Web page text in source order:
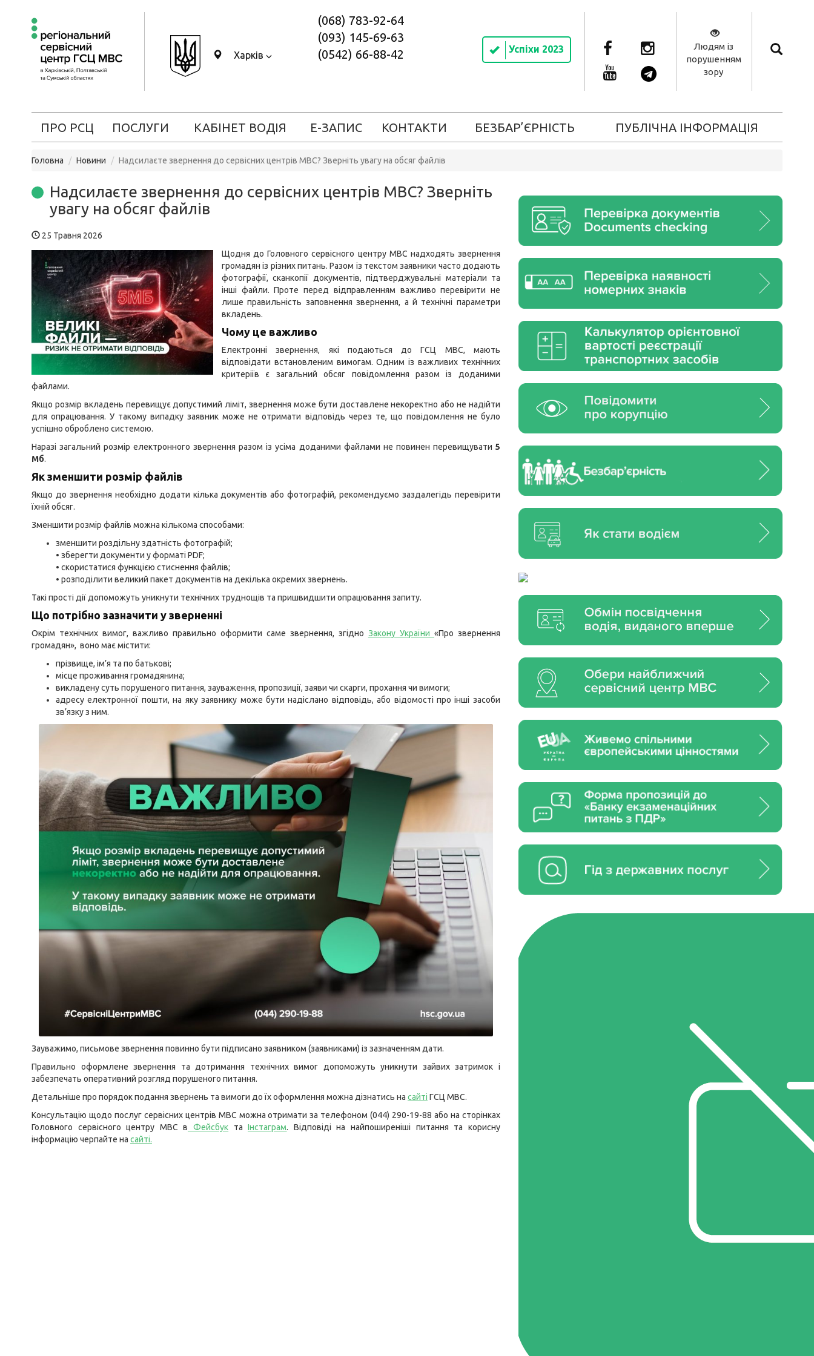
Харків
(068) 783-92-64
(093) 145-69-63
(0542) 66-88-42
Успіхи 2023
Людям із
порушенням
зору
ПРО РСЦ ПОСЛУГИ КАБІНЕТ ВОДІЯ Е-ЗАПИС КОНТАКТИ БЕЗБАР’ЄРНІСТЬ ПУБЛІЧНА ІНФОРМАЦІЯ
Головна Новини Надсилаєте звернення до сервісних центрів МВС? Зверніть увагу на обсяг файлів
Надсилаєте звернення до сервісних центрів МВС? Зверніть
увагу на обсяг файлів
25 Травня 2026
Щодня до Головного сервісного центру МВС надходять звернення
громадян із різних питань. Разом із текстом заявники часто додають
фотографії, сканкопії документів, підтверджувальні матеріали та
інші файли. Проте перед відправленням важливо перевірити не
лише правильність заповнення звернення, а й технічні параметри
вкладень.
Чому це важливо
Електронні звернення, які подаються до ГСЦ МВС, мають
відповідати встановленим вимогам. Одним із важливих технічних
критеріїв є загальний обсяг повідомлення разом із доданими
файлами.
Якщо розмір вкладень перевищує допустимий ліміт, звернення може бути доставлене некоректно або не надійти
для опрацювання. У такому випадку заявник може не отримати відповідь через те, що повідомлення не було
успішно оброблено системою.
Наразі загальний розмір електронного звернення разом із усіма доданими файлами не повинен перевищувати 5
Мб.
Як зменшити розмір файлів
Якщо до звернення необхідно додати кілька документів або фотографій, рекомендуємо заздалегідь перевірити
їхній обсяг.
Зменшити розмір файлів можна кількома способами:
зменшити роздільну здатність фотографій;
• зберегти документи у форматі PDF;
• скористатися функцією стиснення файлів;
• розподілити великий пакет документів на декілька окремих звернень.
Такі прості дії допоможуть уникнути технічних труднощів та пришвидшити опрацювання запиту.
Що потрібно зазначити у зверненні
Окрім технічних вимог, важливо правильно оформити саме звернення, згідно Закону України «Про звернення
громадян», воно має містити:
прізвище, ім’я та по батькові;
місце проживання громадянина;
викладену суть порушеного питання, зауваження, пропозиції, заяви чи скарги, прохання чи вимоги;
адресу електронної пошти, на яку заявнику може бути надіслано відповідь, або відомості про інші засоби
зв’язку з ним.
Зауважимо, письмове звернення повинно бути підписано заявником (заявниками) із зазначенням дати.
Правильно оформлене звернення та дотримання технічних вимог допоможуть уникнути зайвих затримок і
забезпечать оперативний розгляд порушеного питання.
Детальніше про порядок подання звернень та вимоги до їх оформлення можна дізнатись на сайті ГСЦ МВС.
Консультацію щодо послуг сервісних центрів МВС можна отримати за телефоном (044) 290-19-88 або на сторінках
Головного сервісного центру МВС в
Фейсбук таІнстаграм. Відповіді на найпоширеніші питання та корисну
інформацію черпайте на сайті.